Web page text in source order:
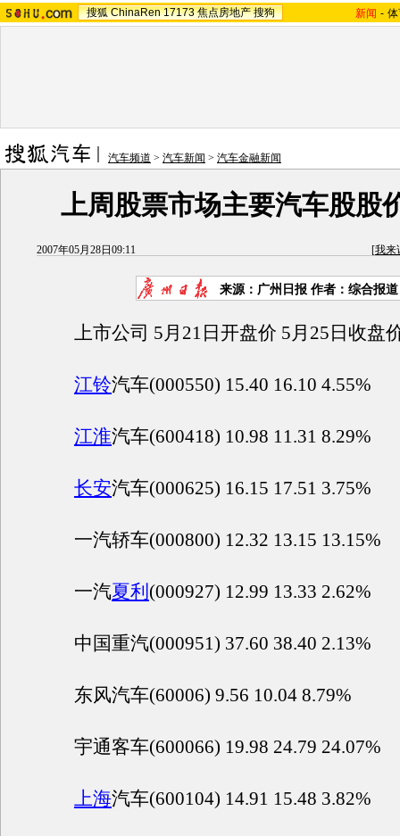
搜狐 ChinaRen 17173 焦点房地产 搜狗 新闻 -
汽车频道 > 汽车新闻 > 汽车金融新闻
上周股票市场主要汽车股股
2007年05月28日09:11 [我来
来源：广州日报 作者：综合报道
上市公司 5月21日开盘价 5月25日收盘
江铃汽车(000550) 15.40 16.10 4.55%
江淮汽车(600418) 10.98 11.31 8.29%
长安汽车(000625) 16.15 17.51 3.75%
一汽轿车(000800) 12.32 13.15 13.15%
一汽夏利 (000927) 12.99 13.33 2.62%
中国重汽(000951) 37.60 38.40 2.13%
东风汽车(60006) 9.56 10.04 8.79%
宇通客车(600066) 19.98 24.79 24.07%
上海汽车(600104) 14.91 15.48 3.82%